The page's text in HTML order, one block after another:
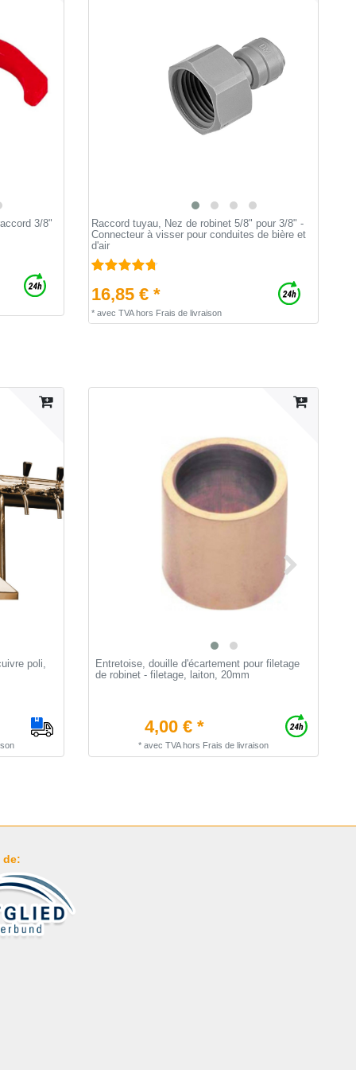
3/8"
Raccord tuyau, Nez de robinet 5/8" pour 3/8" -
Connecteur à visser pour conduites de bière et
d'air
16,85 € *
* avec TVAhors Frais de livraison
poli,
Entretoise, douille d'écartement pour filetage
de robinet - filetage, laiton, 20mm
4,00 € *
* avec TVAhors Frais de livraison
de: